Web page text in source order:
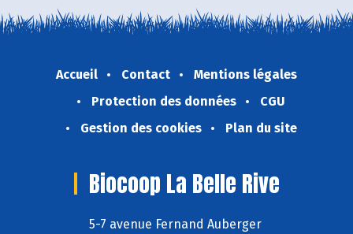
Accueil Contact
Mentions légales
Protection des données
CGU
Gestion des cookies
Plan du site
Biocoop La Belle Rive
5-7 avenue Fernand Auberger